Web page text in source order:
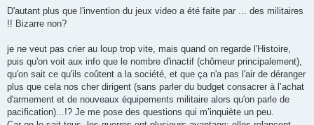
l
u
D'autant plus que l'invention du jeux video a été faite par ... des militaires
!! Bizarre non?
je ne veut pas crier au loup trop vite, mais quand on regarde l'Histoire,
puis qu'on voit aux info que le nombre d'inactif (chômeur principalement),
qu'on sait ce qu'ils coûtent a la société, et que ça n'a pas l'air de déranger
plus que cela nos cher dirigent (sans parler du budget consacrer à l’achat
d'armement et de nouveaux équipements militaire alors qu'on parle de
pacification)...!? Je me pose des questions qui m’inquiète un peu.